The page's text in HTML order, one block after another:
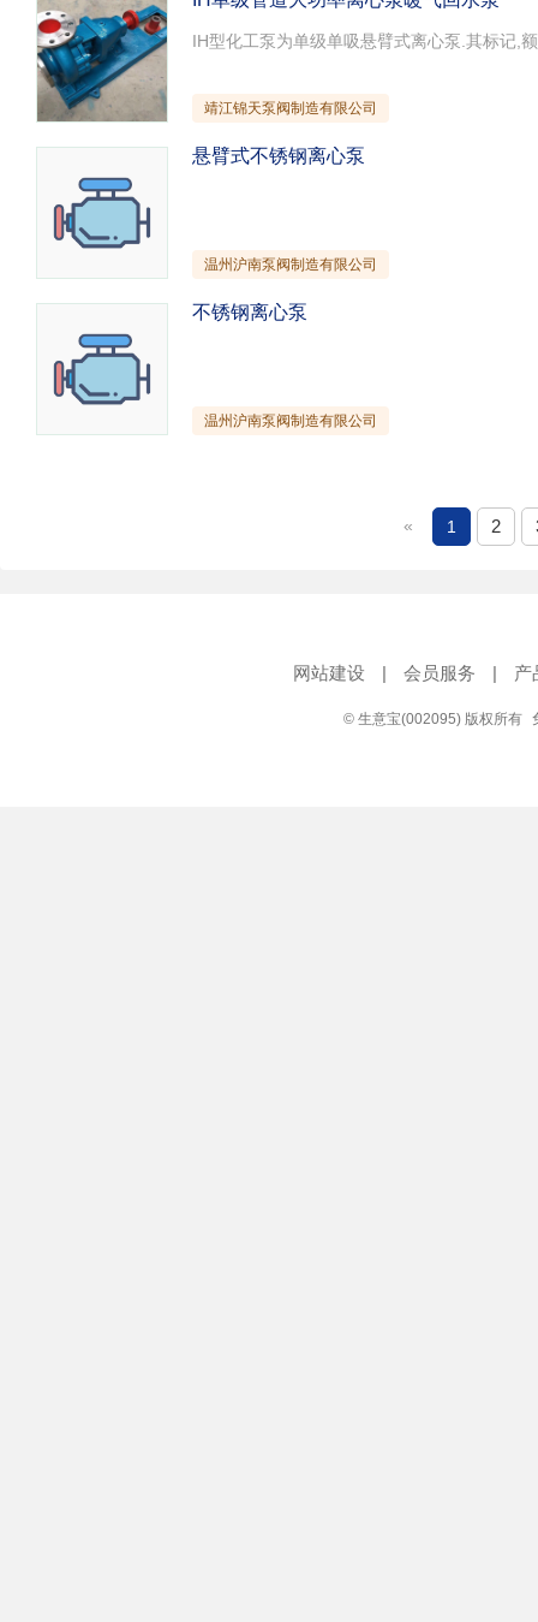
靖江锦天泵阀制造有限公司
悬臂式不锈钢离心泵
温州沪南泵阀制造有限公司
不锈钢离心泵
温州沪南泵阀制造有限公司
« 1 2
网站建设 | 会员服务 | 产
© 生意宝(002095) 版权所有